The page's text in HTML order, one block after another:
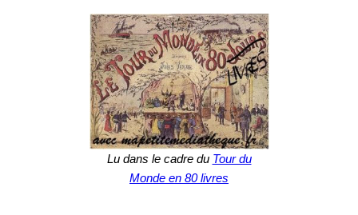
Lu dans le cadre du Tour du
Monde en 80 livres